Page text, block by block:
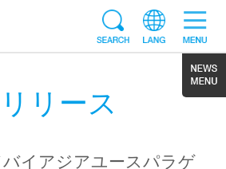
リース
イアジアユースパラゲ